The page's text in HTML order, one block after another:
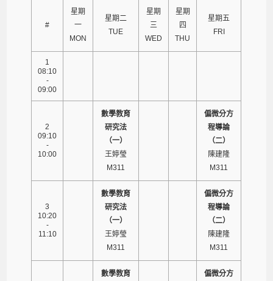
#
星期
一
MON
星期二
TUE
星期
三
WED
星期
四
THU
星期五
FRI
1
08:10
-
09:00
2
09:10
-
10:00
數學教育
研究法
（一）
王婷瑩
M311
偏微分方
程導論
（二）
陳建隆
M311
3
10:20
-
11:10
數學教育
研究法
（一）
王婷瑩
M311
偏微分方
程導論
（二）
陳建隆
M311
數學教育
偏微分方